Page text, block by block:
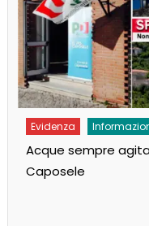
Evidenza
Acque sempre
Caposele